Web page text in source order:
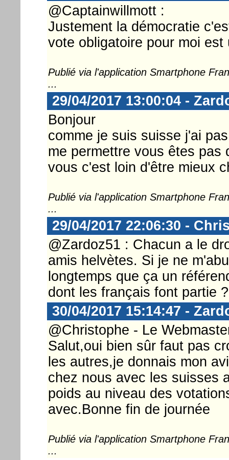
@Captainwillmott :
Justement la démocratie
vote obligatoire pour moi
Publié via l'application Smartphone
...
29/04/2017 13:00:04 -
Bonjour
comme je suis suisse j'ai
me permettre vous êtes pas
vous c'est loin d'être mieux
Publié via l'application Smartphone
...
29/04/2017 22:06:30 -
@Zardoz51 : Chacun a le
amis helvètes. Si je ne
longtemps que ça un
dont les français font partie ?
30/04/2017 15:14:47 -
@Christophe - Le
Salut,oui bien sûr faut pas
les autres,je donnais mon
chez nous avec les suisses
poids au niveau des
avec.Bonne fin de journée
Publié via l'application Smartphone
...